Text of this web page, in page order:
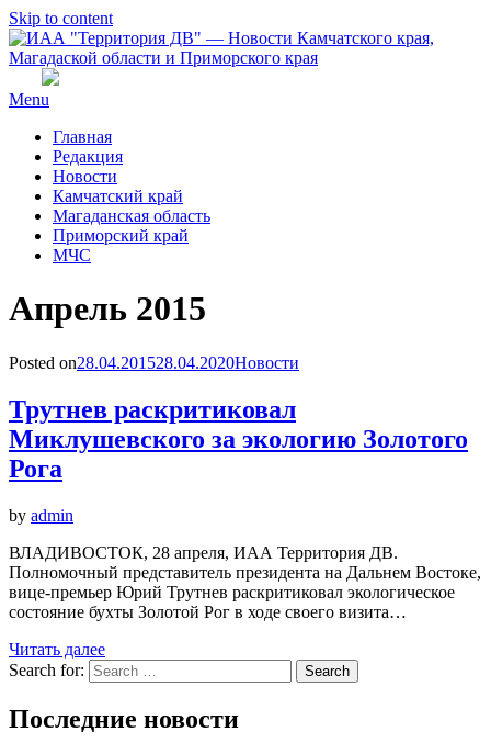
Skip to content
Menu
Главная
Редакция
Новости
Камчатский край
Магаданская область
Приморский край
МЧС
Месяц
:
Апрель 2015
Posted on28.04.201528.04.2020Новости
Трутнев раскритиковал
Миклушевского за экологию Золотого
Рога
by admin
ВЛАДИВОСТОК, 28 апреля, ИАА Территория ДВ.
Полномочный представитель президента на Дальнем Востоке,
вице-премьер Юрий Трутнев раскритиковал экологическое
состояние бухты Золотой Рог в ходе своего визита…
Читать далее
Search for:
Search
Последние новости